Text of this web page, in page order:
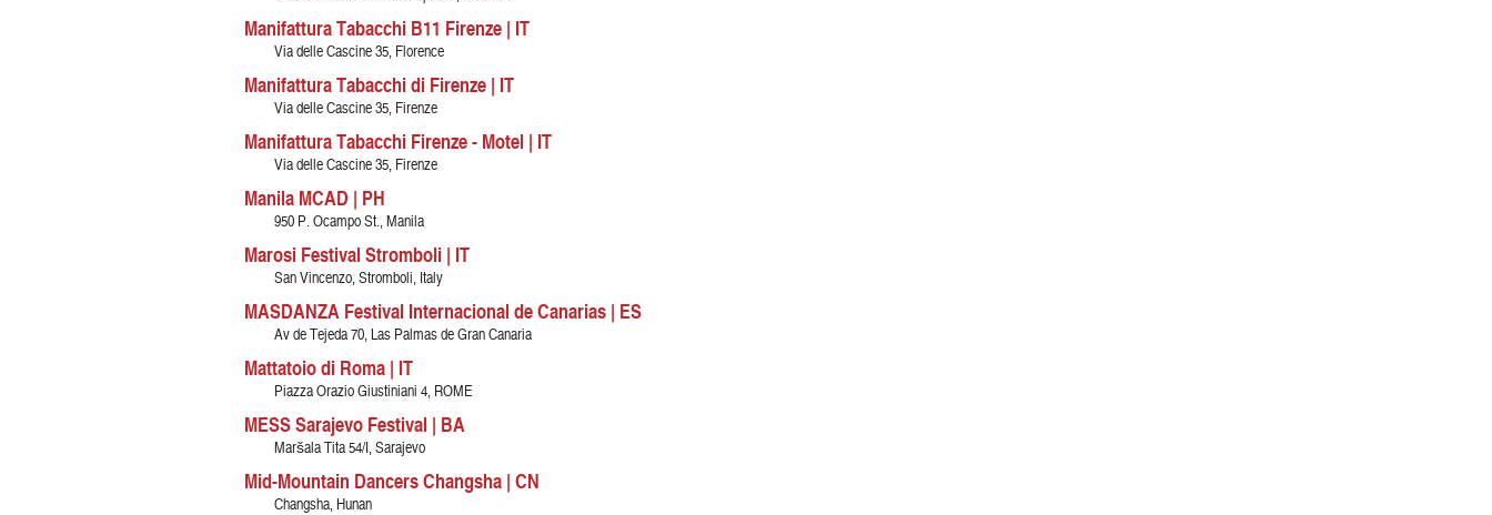
Manifattura Tabacchi B11 Firenze | IT
Via delle Cascine 35, Florence
Manifattura Tabacchi di Firenze | IT
Via delle Cascine 35, Firenze
Manifattura Tabacchi Firenze - Motel | IT
Via delle Cascine 35, Firenze
Manila MCAD | PH
950 P. Ocampo St., Manila
Marosi Festival Stromboli | IT
San Vincenzo, Stromboli, Italy
MASDANZA Festival Internacional de Canarias | ES
Av de Tejeda 70, Las Palmas de Gran Canaria
Mattatoio di Roma | IT
Piazza Orazio Giustiniani 4, ROME
MESS Sarajevo Festival | BA
Maršala Tita 54/I, Sarajevo
Mid-Mountain Dancers Changsha | CN
Changsha, Hunan